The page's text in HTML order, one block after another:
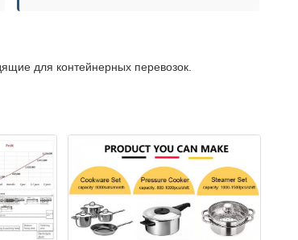
для контейнерных перевозок.